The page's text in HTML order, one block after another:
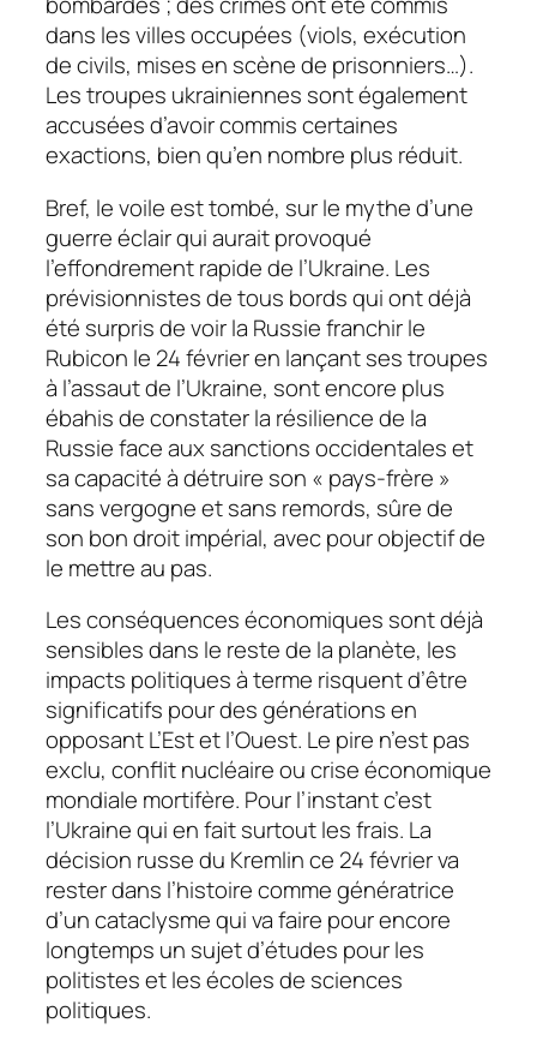
dans les villes occupées (viols, exécution
de civils, mises en scène de prisonniers…).
Les troupes ukrainiennes sont également
accusées d’avoir commis certaines
exactions, bien qu’en nombre plus réduit.
Bref, le voile est tombé, sur le mythe d’une
guerre éclair qui aurait provoqué
l’effondrement rapide de l’Ukraine. Les
prévisionnistes de tous bords qui ont déjà
été surpris de voir la Russie franchir le
Rubicon le 24 février en lançant ses troupes
à l’assaut de l’Ukraine, sont encore plus
ébahis de constater la résilience de la
Russie face aux sanctions occidentales et
sa capacité à détruire son « pays-frère »
sans vergogne et sans remords, sûre de
son bon droit impérial, avec pour objectif de
le mettre au pas.
Les conséquences économiques sont déjà
sensibles dans le reste de la planète, les
impacts politiques à terme risquent d’être
significatifs pour des générations en
opposant L’Est et l’Ouest. Le pire n’est pas
exclu, conflit nucléaire ou crise économique
mondiale mortifère. Pour l’instant c’est
l’Ukraine qui en fait surtout les frais. La
décision russe du Kremlin ce 24 février va
rester dans l’histoire comme génératrice
d’un cataclysme qui va faire pour encore
longtemps un sujet d’études pour les
politistes et les écoles de sciences
politiques.